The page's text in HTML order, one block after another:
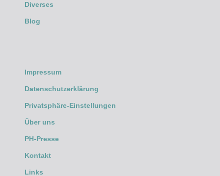
Diverses
Blog
Impressum
Datenschutzerklärung
Privatsphäre-Einstellungen
Über uns
PH-Presse
Kontakt
Links